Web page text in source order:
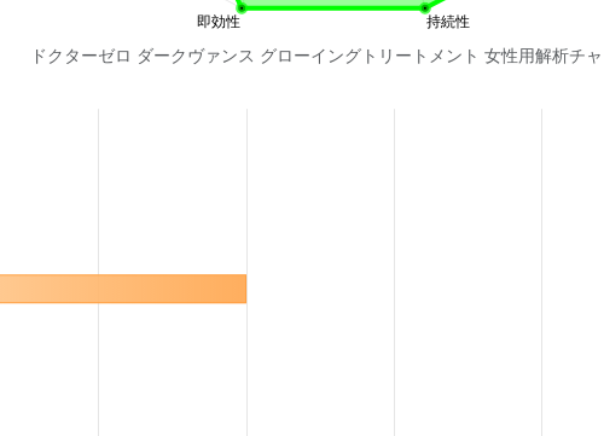
ドクターゼロ ダークヴァンス グローイングトリートメント 女性用解析チ